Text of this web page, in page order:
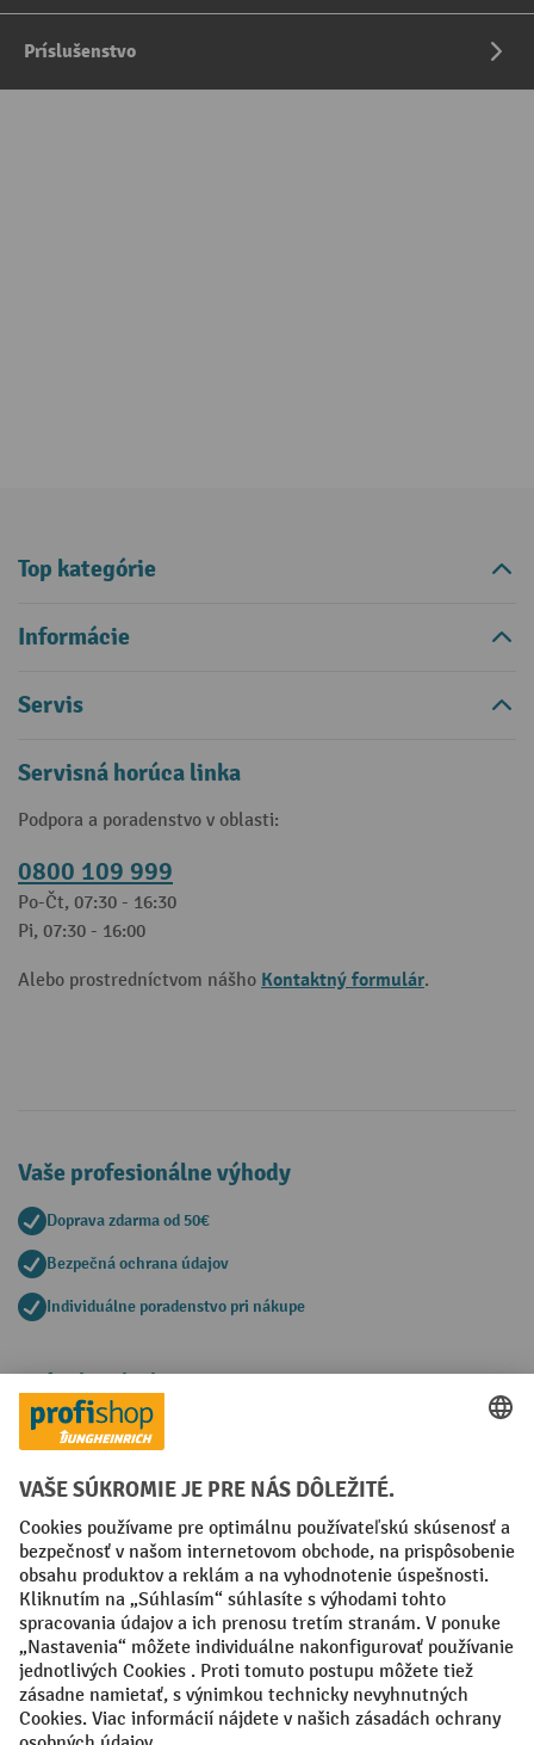
Príslušenstvo
Top kategórie
Informácie
Servis
Servisná horúca linka
Podpora a poradenstvo v oblasti:
0800 109 999
Po-Čt, 07:30 - 16:30
Pi, 07:30 - 16:00
Alebo prostredníctvom nášho Kontaktný formulár.
Vaše profesionálne výhody
Doprava zdarma od 50€
Bezpečná ochrana údajov
Individuálne poradenstvo pri nákupe
Spôsoby platby
Creditcard (Master)Creditcard (Visa)
Faktúra Predplatba
Sociálne siete
Facebook
YouTube
LinkedIn